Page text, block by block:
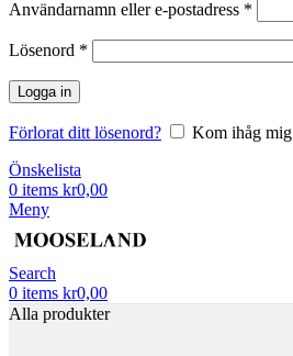
Användarnamn eller e-postadress *
Lösenord *
Logga in
Förlorat ditt lösenord?
Kom ihåg mig
Önskelista
0 items kr0,00
Meny
Search
0 items kr0,00
Alla produkter